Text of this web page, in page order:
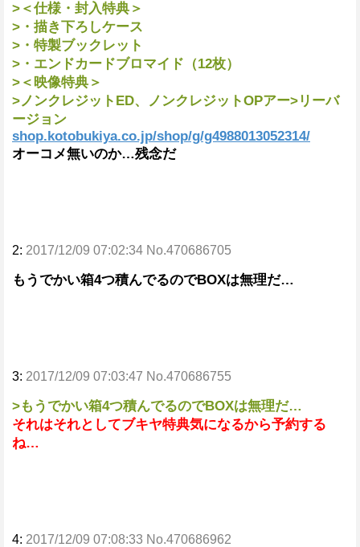
>＜仕様・封入特典＞
>・描き下ろしケース
>・特製ブックレット
>・エンドカードブロマイド（12枚）
>＜映像特典＞
>ノンクレジットED、ノンクレジットOPアー>リーバ
ージョン
shop.kotobukiya.co.jp/shop/g/g4988013052314/
オーコメ無いのか…残念だ
2: 2017/12/09 07:02:34 No.470686705
もうでかい箱4つ積んでるのでBOXは無理だ…
3: 2017/12/09 07:03:47 No.470686755
>もうでかい箱4つ積んでるのでBOXは無理だ…
それはそれとしてブキヤ特典気になるから予約する
ね…
4: 2017/12/09 07:08:33 No.470686962